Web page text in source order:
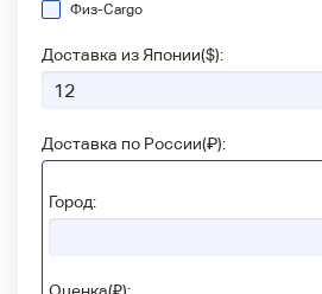
Физ-Сargo
Доставка из Японии($):
Доставка по России(₽):
Город: